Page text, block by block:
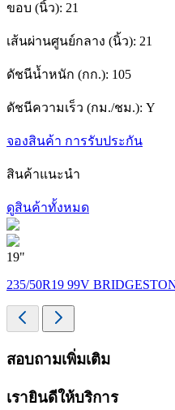
ขอบ (นิ้ว): 21
เส้นผ่านศูนย์กลาง (นิ้ว): 21
ดัชนีน้ำหนัก (กก.): 105
ดัชนีความเร็ว (กม./ชม.): Y
จองสินค้า การรับประกัน
สินค้าแนะนำ
ดูสินค้าทั้งหมด
19"
235/50R19 99V
สอบถามเพิ่มเติม
เรายินดีให้บริการ